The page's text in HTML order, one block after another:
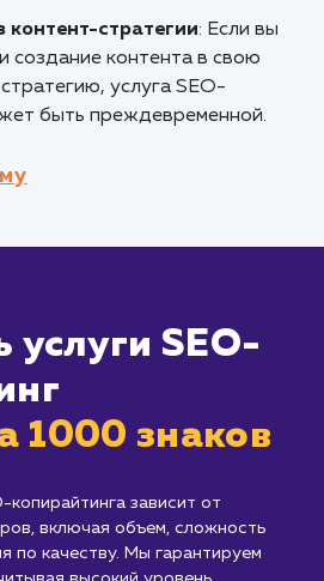
с пользователями:
контент не только
но и увлекает аудиторию,
доступным и
данный
нацеленным на онлайн-
Если ваш бизнес не зависит от
или присутствия в